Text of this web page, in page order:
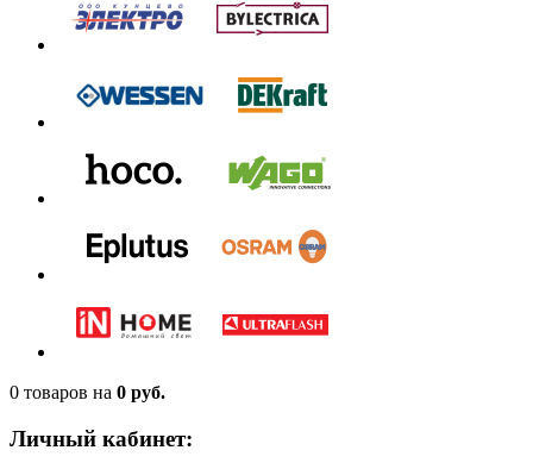
0 товаров на 0 руб.
Личный кабинет: